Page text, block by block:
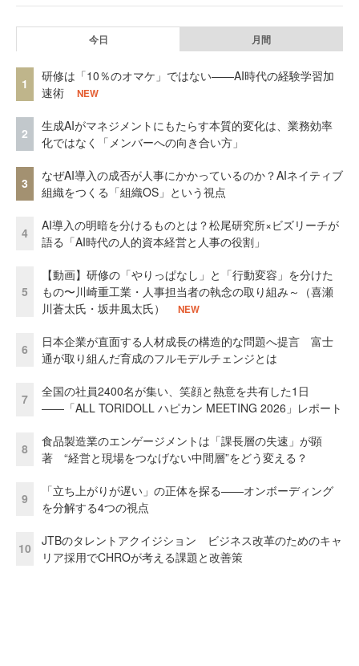
今日 月間
1
研修は「10％のオマケ」ではない——AI時代の経験学習加
速術
NEW
2
生成AIがマネジメントにもたらす本質的変化は、業務効率
化ではなく「メンバーへの向き合い方」
3
なぜAI導入の成否が人事にかかっているのか？AIネイティブ
組織をつくる「組織OS」という視点
4
AI導入の明暗を分けるものとは？松尾研究所×ビズリーチが
語る「AI時代の人的資本経営と人事の役割」
5
【動画】研修の「やりっぱなし」と「行動変容」を分けた
もの〜川崎重工業・人事担当者の執念の取り組み～（喜瀬
川蒼太氏・坂井風太氏）
NEW
6
日本企業が直面する人材成長の構造的な問題へ提言 富士
通が取り組んだ育成のフルモデルチェンジとは
7
全国の社員2400名が集い、笑顔と熱意を共有した1日
――「ALL TORIDOLL ハピカン MEETING 2026」レポート
8
食品製造業のエンゲージメントは「課長層の失速」が顕
著 “経営と現場をつなげない中間層”をどう変える？
9
「立ち上がりが遅い」の正体を探る——オンボーディング
を分解する4つの視点
10
JTBのタレントアクイジション ビジネス改革のためのキャ
リア採用でCHROが考える課題と改善策